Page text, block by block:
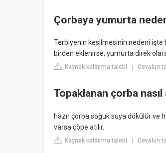
Çorbaya yumurta
Terbiyenin kesilmesinin nedeni işte
birden eklenirse, yumurta direk
Kaynak kaldırma talebi | Cevabın
Topaklanan çorba nasıl
hazır çorba soğuk suya dökülür ve
varsa çöpe atılır.
Kaynak kaldırma talebi | Cevabın